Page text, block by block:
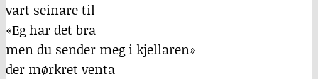
vart seinare til
«Eg har det bra
men du sender meg i kjellaren»
der mørkret venta